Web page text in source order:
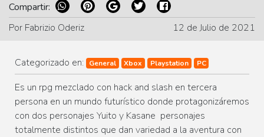
Compartir:
12 de Julio de 2021
Por Fabrizio Oderiz
Categorizado en: General Xbox Playstation PC
Es un rpg mezclado con hack and slash en tercera
persona en un mundo futurístico donde protagonizáremos
con dos personajes Yuito y Kasane personajes
totalmente distintos que dan variedad a la aventura con